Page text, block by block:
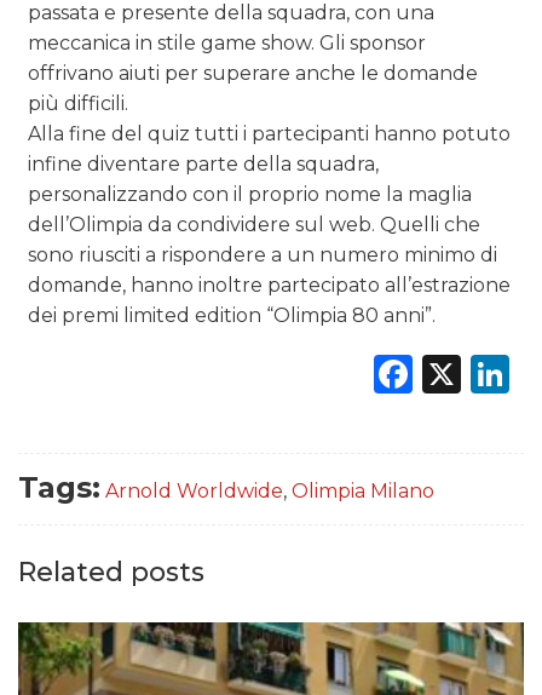
passata e presente della squadra, con una
meccanica in stile game show. Gli sponsor
offrivano aiuti per superare anche le domande
più difficili.
Alla fine del quiz tutti i partecipanti hanno potuto
infine diventare parte della squadra,
personalizzando con il proprio nome la maglia
dell’Olimpia da condividere sul web. Quelli che
sono riusciti a rispondere a un numero minimo di
domande, hanno inoltre partecipato all’estrazione
dei premi limited edition “Olimpia 80 anni”.
X
Tags: Arnold Worldwide, Olimpia Milano
Related posts